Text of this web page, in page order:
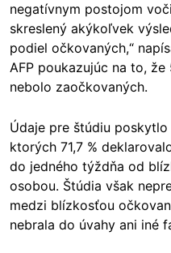
negatívnym postojom
skreslený akýkoľvek
podiel očkovaných,“
AFP poukazujúc na to,
nebolo zaočkovaných.
Údaje pre štúdiu
ktorých 71,7 %
do jedného týždňa od
osobou. Štúdia však
medzi blízkosťou
nebrala do úvahy ani iné